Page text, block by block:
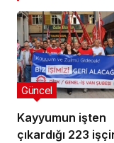
Kayyumun işten
çıkardığı 223
Güncel